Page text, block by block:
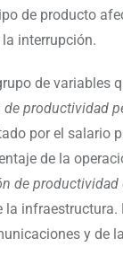
de producto
interrupción.
de variables
de productividad
por el salario
de la
de productividad
y de